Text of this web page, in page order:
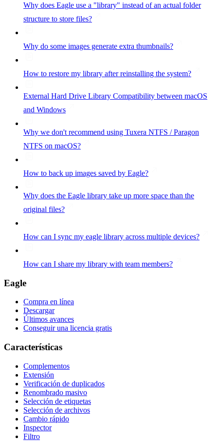
Why does Eagle use a "library" instead of an actual folder
structure to store files?
Why do some images generate extra thumbnails?
How to restore my library after reinstalling the system?
External Hard Drive Library Compatibility between macOS
and Windows
Why we don't recommend using Tuxera NTFS / Paragon
NTFS on macOS?
How to back up images saved by Eagle?
Why does the Eagle library take up more space than the
original files?
How can I sync my eagle library across multiple devices?
How can I share my library with team members?
Eagle
Compra en línea
Descargar
Últimos avances
Conseguir una licencia gratis
Características
Complementos
Extensión
Verificación de duplicados
Renombrado masivo
Selección de etiquetas
Selección de archivos
Cambio rápido
Inspector
Filtro